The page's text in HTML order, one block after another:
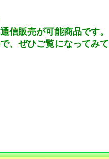
信販売が可能商品です。
、ぜひご覧になってみて